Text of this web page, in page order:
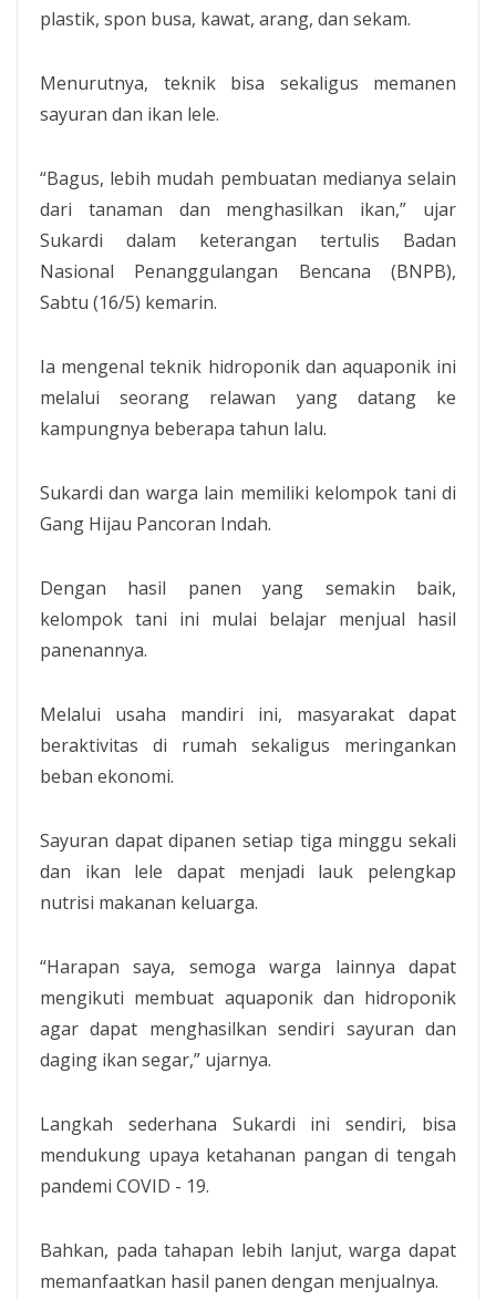
plastik, spon busa, kawat, arang, dan sekam.
Menurutnya, teknik bisa sekaligus memanen
sayuran dan ikan lele.
“Bagus, lebih mudah pembuatan medianya selain
dari tanaman dan menghasilkan ikan,” ujar
Sukardi dalam keterangan tertulis Badan
Nasional Penanggulangan Bencana (BNPB),
Sabtu (16/5) kemarin.
Ia mengenal teknik hidroponik dan aquaponik ini
melalui seorang relawan yang datang ke
kampungnya beberapa tahun lalu.
Sukardi dan warga lain memiliki kelompok tani di
Gang Hijau Pancoran Indah.
Dengan hasil panen yang semakin baik,
kelompok tani ini mulai belajar menjual hasil
panenannya.
Melalui usaha mandiri ini, masyarakat dapat
beraktivitas di rumah sekaligus meringankan
beban ekonomi.
Sayuran dapat dipanen setiap tiga minggu sekali
dan ikan lele dapat menjadi lauk pelengkap
nutrisi makanan keluarga.
“Harapan saya, semoga warga lainnya dapat
mengikuti membuat aquaponik dan hidroponik
agar dapat menghasilkan sendiri sayuran dan
daging ikan segar,” ujarnya.
Langkah sederhana Sukardi ini sendiri, bisa
mendukung upaya ketahanan pangan di tengah
pandemi COVID - 19.
Bahkan, pada tahapan lebih lanjut, warga dapat
memanfaatkan hasil panen dengan menjualnya.